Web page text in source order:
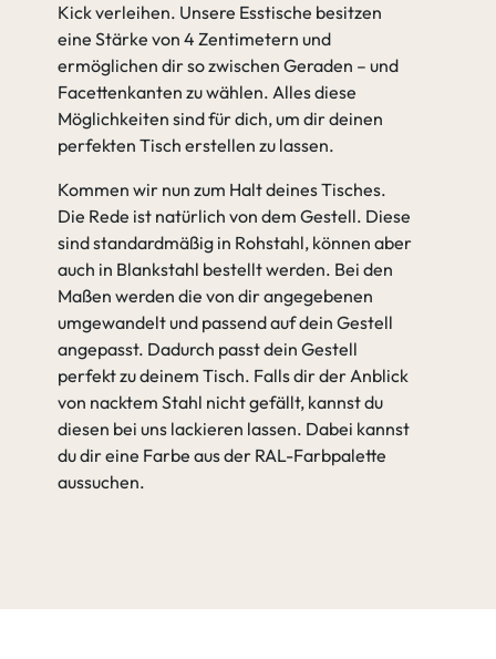
Kick verleihen. Unsere Esstische besitzen
eine Stärke von 4 Zentimetern und
ermöglichen dir so zwischen Geraden – und
Facettenkanten zu wählen. Alles diese
Möglichkeiten sind für dich, um dir deinen
perfekten Tisch erstellen zu lassen.
Kommen wir nun zum Halt deines Tisches.
Die Rede ist natürlich von dem Gestell. Diese
sind standardmäßig in Rohstahl, können aber
auch in Blankstahl bestellt werden. Bei den
Maßen werden die von dir angegebenen
umgewandelt und passend auf dein Gestell
angepasst. Dadurch passt dein Gestell
perfekt zu deinem Tisch. Falls dir der Anblick
von nacktem Stahl nicht gefällt, kannst du
diesen bei uns lackieren lassen. Dabei kannst
du dir eine Farbe aus der RAL-Farbpalette
aussuchen.